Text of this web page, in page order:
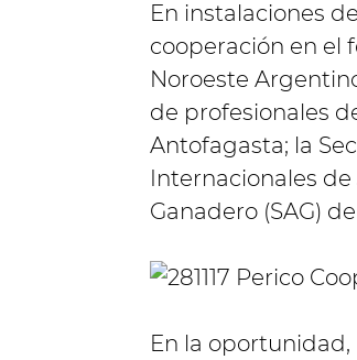
En instalaciones
cooperación en el
Noroeste
de profesionales
Antofagasta; la
Internacionales de
Ganadero (SAG)
En la